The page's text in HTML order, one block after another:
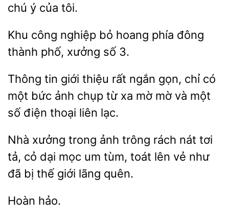
ý của tôi.
Khu công nghiệp bỏ hoang phía đông
thành
số
Thông tin giới thiệu rất
gọn, chỉ có
một bức ảnh
xa mờ mờ và một
số điện thoại liên lạc.
Nhà xưởng trong ảnh trông
nát tơi
tả, cỏ dại mọc um
toát
vẻ như
đã bị thế giới lãng quên.